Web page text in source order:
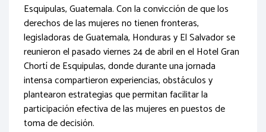
Esquipulas, Guatemala. Con la convicción de que los
derechos de las mujeres no tienen fronteras,
legisladoras de Guatemala, Honduras y El Salvador se
reunieron el pasado viernes 24 de abril en el Hotel Gran
Chortí de Esquipulas, donde durante una jornada
intensa compartieron experiencias, obstáculos y
plantearon estrategias que permitan facilitar la
participación efectiva de las mujeres en puestos de
toma de decisión.